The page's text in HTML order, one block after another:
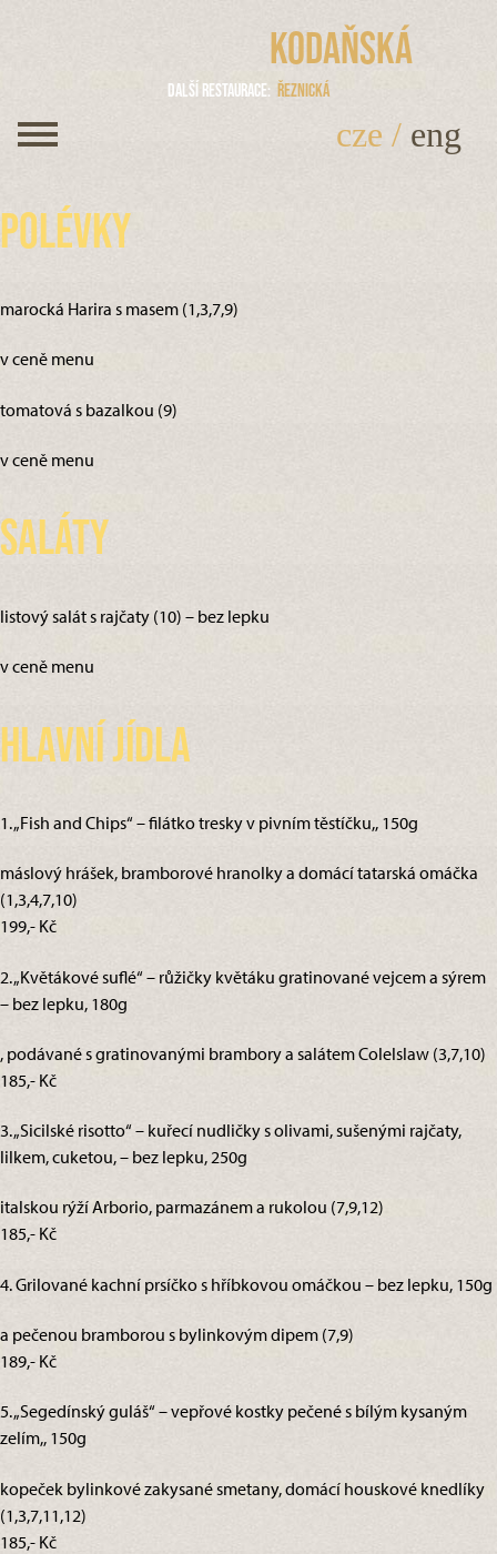
Kodaňská
Další restaurace Řeznická
cze / eng
Polévky
marocká Harira s masem (1,3,7,9)
v ceně menu
tomatová s bazalkou (9)
v ceně menu
Saláty
listový salát s rajčaty (10) – bez lepku
v ceně menu
Hlavní jídla
1. „Fish and Chips“ – filátko tresky v pivním těstíčku,, 150g
máslový hrášek, bramborové hranolky a domácí tatarská omáčka
(1,3,4,7,10)
199,- Kč
2. „Květákové suflé“ – růžičky květáku gratinované vejcem a sýrem
– bez lepku, 180g
, podávané s gratinovanými brambory a salátem Colelslaw (3,7,10)
185,- Kč
3. „Sicilské risotto“ – kuřecí nudličky s olivami, sušenými rajčaty,
lilkem, cuketou, – bez lepku, 250g
italskou rýží Arborio, parmazánem a rukolou (7,9,12)
185,- Kč
4. Grilované kachní prsíčko s hříbkovou omáčkou – bez lepku, 150g
a pečenou bramborou s bylinkovým dipem (7,9)
189,- Kč
5. „Segedínský guláš“ – vepřové kostky pečené s bílým kysaným
zelím,, 150g
kopeček bylinkové zakysané smetany, domácí houskové knedlíky
(1,3,7,11,12)
185,- Kč